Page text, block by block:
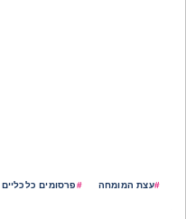
#עצת המומחה #פרסומים כלכליים